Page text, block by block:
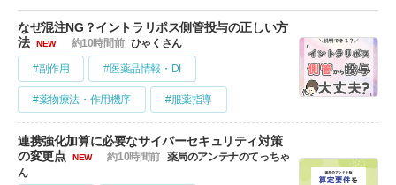
なぜ混注NG？イントラリポス側管投与の正しい方
法
NEW 約10時間前 ひゃくさん
#副作用 #医薬品情報・DI
#薬物療法・作用機序 #服薬指導
連携強化加算に必要なサイバーセキュリティ対策
の変更点
NEW 約10時間前 薬局のアンテナのてっちゃ
ん